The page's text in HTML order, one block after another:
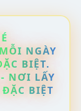
NGÀY
BIỆT.
NƠI LẤY
BIỆT